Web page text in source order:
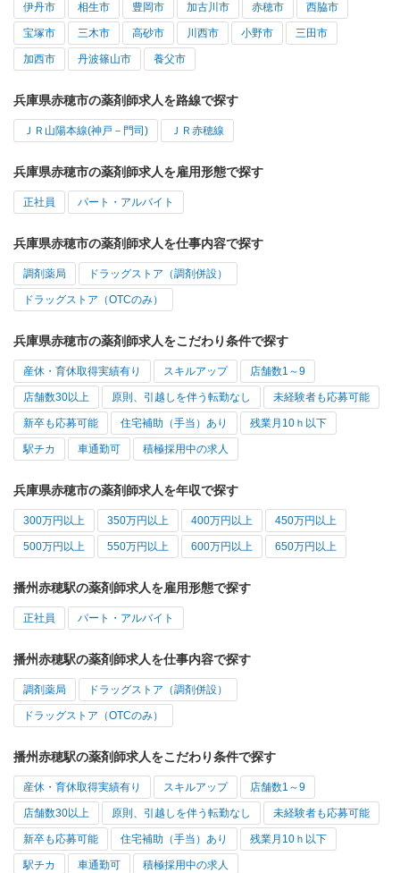
伊丹市 相生市 豊岡市 加古川市 赤穂市 西脇市
宝塚市 三木市 高砂市 川西市 小野市 三田市
加西市 丹波篠山市 養父市
兵庫県赤穂市の薬剤師求人を路線で探す
ＪＲ山陽本線(神戸－門司) ＪＲ赤穂線
兵庫県赤穂市の薬剤師求人を雇用形態で探す
正社員 パート・アルバイト
兵庫県赤穂市の薬剤師求人を仕事内容で探す
調剤薬局 ドラッグストア（調剤併設）
ドラッグストア（OTCのみ）
兵庫県赤穂市の薬剤師求人をこだわり条件で探す
産休・育休取得実績有り スキルアップ 店舗数1～9
店舗数30以上 原則、引越しを伴う転勤なし 未経験者も応募可能
新卒も応募可能 住宅補助（手当）あり 残業月10ｈ以下
駅チカ 車通勤可 積極採用中の求人
兵庫県赤穂市の薬剤師求人を年収で探す
300万円以上 350万円以上 400万円以上 450万円以上
500万円以上 550万円以上 600万円以上 650万円以上
播州赤穂駅の薬剤師求人を雇用形態で探す
正社員 パート・アルバイト
播州赤穂駅の薬剤師求人を仕事内容で探す
調剤薬局 ドラッグストア（調剤併設）
ドラッグストア（OTCのみ）
播州赤穂駅の薬剤師求人をこだわり条件で探す
産休・育休取得実績有り スキルアップ 店舗数1～9
店舗数30以上 原則、引越しを伴う転勤なし 未経験者も応募可能
新卒も応募可能 住宅補助（手当）あり 残業月10ｈ以下
駅チカ 車通勤可 積極採用中の求人